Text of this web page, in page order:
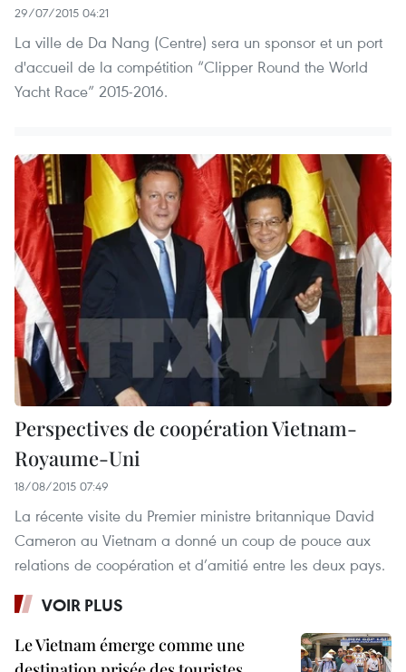
29/07/2015 04:21
La ville de Da Nang (Centre) sera un sponsor et un port
d'accueil de la compétition “Clipper Round the World
Yacht Race” 2015-2016.
Perspectives de coopération Vietnam-
Royaume-Uni
18/08/2015 07:49
La récente visite du Premier ministre britannique David
Cameron au Vietnam a donné un coup de pouce aux
relations de coopération et d’amitié entre les deux pays.
VOIR PLUS
Le Vietnam émerge comme une